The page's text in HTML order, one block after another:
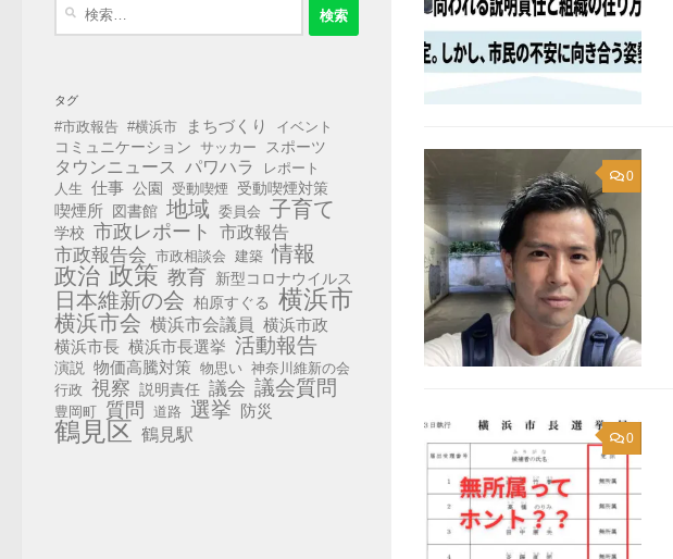
0
0
タグ
#市政報告 #横浜市 まちづくり イベント
コミュニケーション サッカー スポーツ
タウンニュース パワハラ
レポート
人生 仕事 公園 受動喫煙
受動喫煙対策
喫煙所
図書館 地域 委員会 子育て
学校 市政レポート 市政報告
市政報告会 市政相談会 建築 情報
政治 政策 教育 新型コロナウイルス
日本維新の会 柏原すぐる 横浜市
横浜市会 横浜市会議員 横浜市政
横浜市長 横浜市長選挙 活動報告
演説 物価高騰対策 物思い 神奈川維新の会
行政 視察 説明責任 議会 議会質問
豊岡町 質問 道路 選挙 防災
鶴見区 鶴見駅